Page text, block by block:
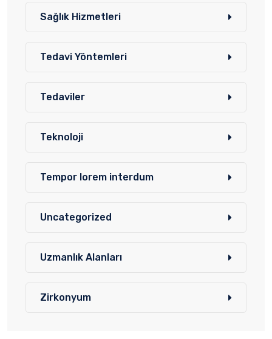
Sağlık Hizmetleri
Tedavi Yöntemleri
Tedaviler
Teknoloji
Tempor lorem interdum
Uncategorized
Uzmanlık Alanları
Zirkonyum